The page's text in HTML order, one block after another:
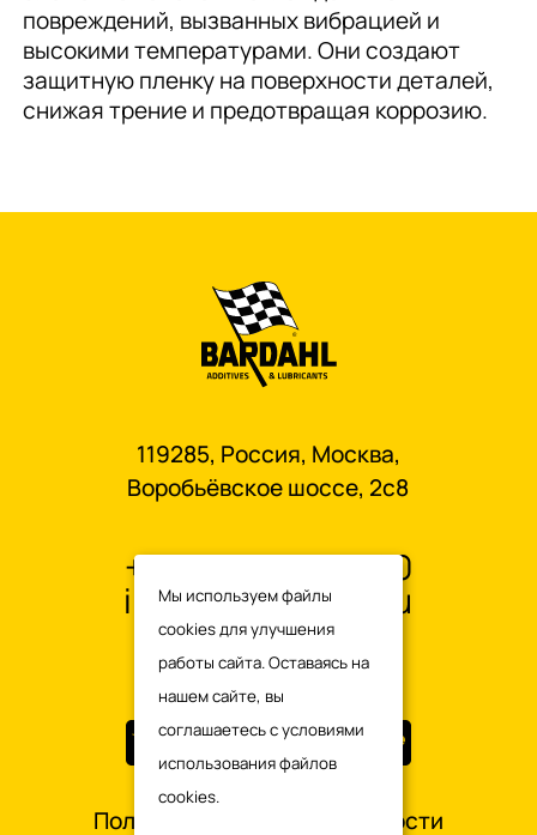
повреждений, вызванных вибрацией и
высокими температурами. Они создают
защитную пленку на поверхности деталей,
снижая трение и предотвращая коррозию.
119285, Россия, Москва,
Воробьёвское шоссе, 2с8
+7 495 665-93-00
info@oilbardahl.ru
Политика конфиденциальности
Мы используем файлы
cookies для улучшения
работы сайта. Оставаясь на
нашем сайте, вы
соглашаетесь сусловиями
использования файлов
cookies.